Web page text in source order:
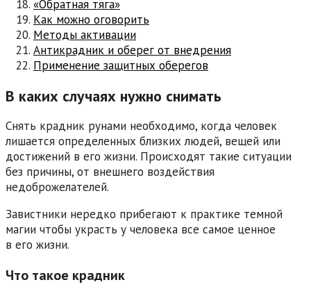
«Обратная тяга»
Как можно оговорить
Методы активации
Антикрадник и оберег от внедрения
Применение защитных оберегов
В каких случаях нужно снимать
Снять крадник рунами необходимо, когда человек
лишается определенных близких людей, вещей или
достижений в его жизни. Происходят такие ситуации
без причины, от внешнего воздействия
недоброжелателей.
Завистники нередко прибегают к практике темной
магии чтобы украсть у человека все самое ценное
в его жизни.
Что такое крадник